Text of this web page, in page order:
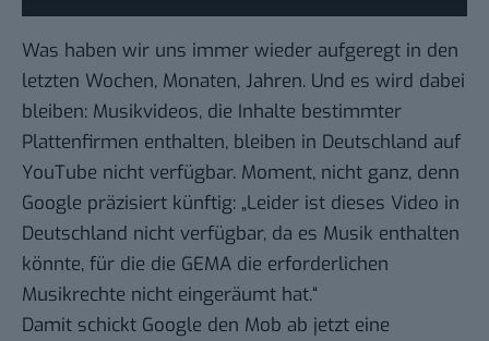
Was haben wir uns immer wieder aufgeregt in den
letzten Wochen, Monaten, Jahren. Und es wird dabei
bleiben: Musikvideos, die Inhalte bestimmter
Plattenfirmen enthalten, bleiben in Deutschland auf
YouTube nicht verfügbar. Moment, nicht ganz, denn
Google präzisiert künftig: „Leider ist dieses Video in
Deutschland nicht verfügbar, da es Musik enthalten
könnte, für die die GEMA die erforderlichen
Musikrechte nicht eingeräumt hat.“
Damit schickt Google den Mob ab jetzt eine